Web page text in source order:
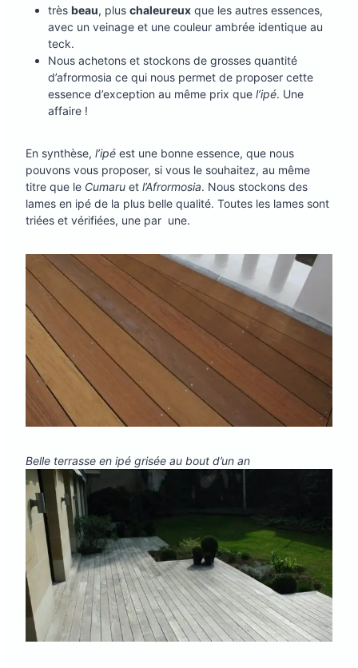
très beau, plus chaleureux que les autres essences,
avec un veinage et une couleur ambrée identique au
teck.
Nous achetons et stockons de grosses quantité
d’afrormosia ce qui nous permet de proposer cette
essence d’exception au même prix que l’ipé. Une
affaire !
En synthèse, l’ipé est une bonne essence, que nous
pouvons vous proposer, si vous le souhaitez, au même
titre que le Cumaru et l’Afrormosia. Nous stockons des
lames en ipé de la plus belle qualité. Toutes les lames sont
triées et vérifiées, une par une.
Belle terrasse en ipé grisée au bout d’un an